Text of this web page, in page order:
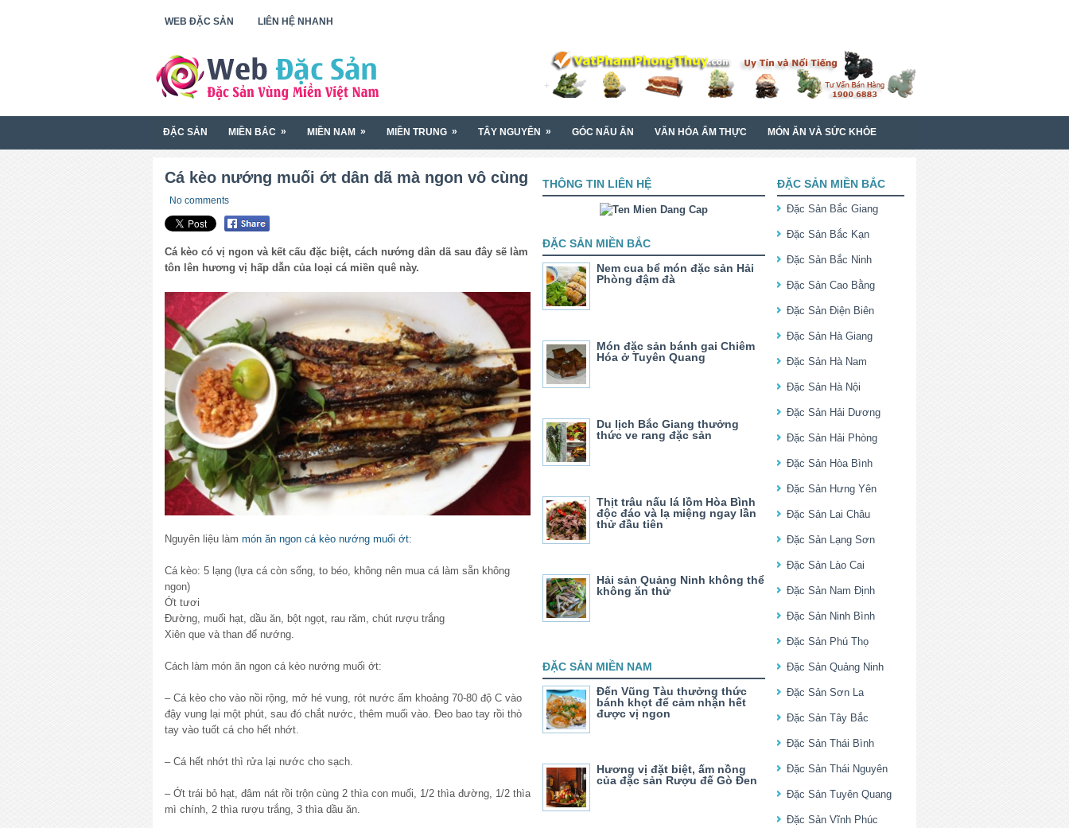
WEB ĐẶC SẢN LIÊN HỆ NHANH
ĐẶC SẢN MIỀN BẮC » MIỀN NAM » MIỀN TRUNG » TÂY NGUYÊN » GÓC NẤU ĂN VĂN HÓA ẨM THỰC MÓN ĂN VÀ SỨC KHỎE
Cá kèo nướng muối ớt dân dã mà ngon vô cùng
No comments
Cá kèo có vị ngon và kết cấu đặc biệt, cách nướng dân dã sau đây sẽ làm
tôn lên hương vị hấp dẫn của loại cá miền quê này.
Nguyên liệu làm món ăn ngon cá kèo nướng muối ớt:
Cá kèo: 5 lạng (lựa cá còn sống, to béo, không nên mua cá làm sẵn không
ngon)
Ớt tươi
Đường, muối hạt, dầu ăn, bột ngọt, rau răm, chút rượu trắng
Xiên que và than để nướng.
Cách làm món ăn ngon cá kèo nướng muối ớt:
– Cá kèo cho vào nồi rộng, mở hé vung, rót nước ấm khoảng 70-80 độ C vào
đậy vung lại một phút, sau đó chắt nước, thêm muối vào. Đeo bao tay rồi thò
tay vào tuốt cá cho hết nhớt.
– Cá hết nhớt thì rửa lại nước cho sạch.
– Ớt trái bỏ hạt, đâm nát rồi trộn cùng 2 thìa con muối, 1/2 thìa đường, 1/2 thìa
mì chính, 2 thìa rượu trắng, 3 thìa dầu ăn.
THÔNG TIN LIÊN HỆ
ĐẶC SẢN MIỀN BẮC
Nem cua bể món đặc sản Hải
Phòng đậm đà
Món đặc sản bánh gai Chiêm
Hóa ở Tuyên Quang
Du lịch Bắc Giang thưởng
thức ve rang đặc sản
Thịt trâu nấu lá lồm Hòa Bình
độc đáo và lạ miệng ngay lần
thử đầu tiên
Hải sản Quảng Ninh không thể
không ăn thử
ĐẶC SẢN MIỀN NAM
Đến Vũng Tàu thưởng thức
bánh khọt để cảm nhận hết
được vị ngon
Hương vị đặt biệt, ấm nồng
của đặc sản Rượu đế Gò Đen
ĐẶC SẢN MIỀN BẮC
Đặc Sản Bắc Giang
Đặc Sản Bắc Kạn
Đặc Sản Bắc Ninh
Đặc Sản Cao Bằng
Đặc Sản Điện Biên
Đặc Sản Hà Giang
Đặc Sản Hà Nam
Đặc Sản Hà Nội
Đặc Sản Hải Dương
Đặc Sản Hải Phòng
Đặc Sản Hòa Bình
Đặc Sản Hưng Yên
Đặc Sản Lai Châu
Đặc Sản Lạng Sơn
Đặc Sản Lào Cai
Đặc Sản Nam Định
Đặc Sản Ninh Bình
Đặc Sản Phú Thọ
Đặc Sản Quảng Ninh
Đặc Sản Sơn La
Đặc Sản Tây Bắc
Đặc Sản Thái Bình
Đặc Sản Thái Nguyên
Đặc Sản Tuyên Quang
Đặc Sản Vĩnh Phúc